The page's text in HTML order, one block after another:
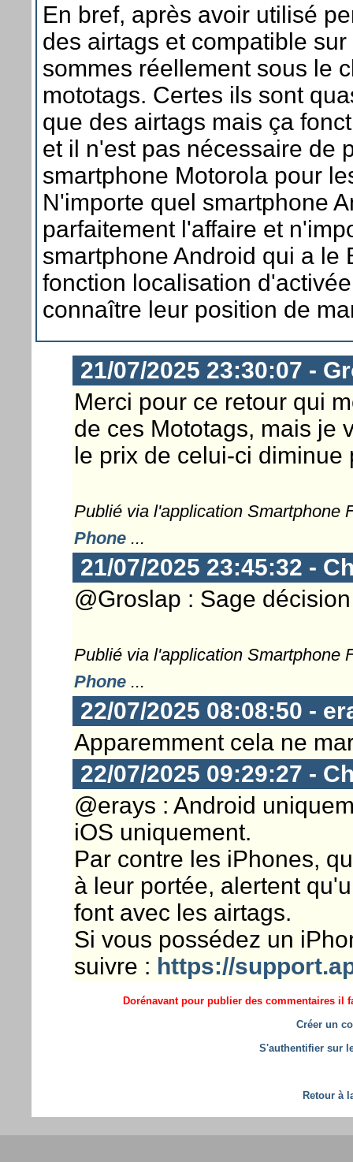
En bref, après avoir utilisé
des airtags et compatible
sommes réellement sous le
mototags. Certes ils sont
que des airtags mais ça
et il n'est pas nécessaire de
smartphone Motorola pour
N'importe quel smartphone
parfaitement l'affaire et
smartphone Android qui a le
fonction localisation
connaître leur position de
21/07/2025 23:30:07 -
Merci pour ce retour qui
de ces Mototags, mais je
le prix de celui-ci diminue
Publié via l'application Smartphone
Phone...
21/07/2025 23:45:32 -
@Groslap : Sage
Publié via l'application Smartphone
Phone...
22/07/2025 08:08:50 -
Apparemment cela ne
22/07/2025 09:29:27 -
@erays : Android
iOS uniquement.
Par contre les iPhones,
à leur portée, alertent
font avec les airtags.
Si vous possédez un
suivre : https://
Dorénavant pour publier des commentaires il
Créer un
S'authentifier sur
Retour à